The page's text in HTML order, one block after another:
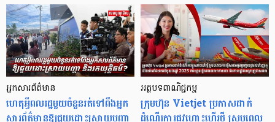
អ្នកសារព័ត៌មាន
ហេតុអ្វីពលរដ្ឋមួយចំនួនរត់ទៅពឹងអ្នក
សារព័ត៌មានឱ្យជួយដោះស្រាយបញ្ហា
អត្ថបទពាណិជ្ជកម្ម
ក្រុមហ៊ុន Vietjet ប្រកាសដាក់
ដំណើរការផ្លូវហោះហើរថ្មី ស្របពេល